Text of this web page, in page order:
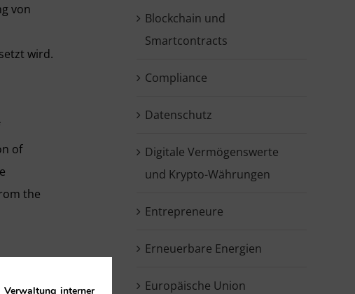
von
wird.
of
the
Blockchain und
Smartcontracts
Compliance
Datenschutz
Digitale Vermögenswerte
und Krypto-Währungen
Entrepreneure
Erneuerbare Energien
Europäische Union
interner